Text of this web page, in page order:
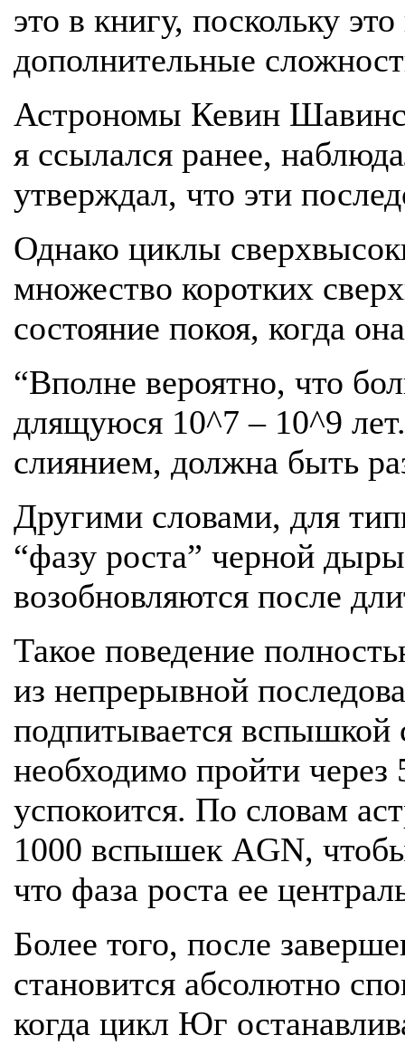
это в книгу, поскольку
дополнительные
Астрономы Кевин
я ссылался ранее,
утверждал, что эти
Однако циклы
множество коротких
состояние покоя, когда
“Вполне вероятно, что
длящуюся 10^7 – 10^9
слиянием, должна быть
Другими словами, для
“фазу роста” черной
возобновляются после
Такое поведение
из непрерывной
подпитывается вспышкой
необходимо пройти
успокоится. По словам
1000 вспышек AGN,
что фаза роста ее
Более того, после
становится абсолютно
когда цикл Юг